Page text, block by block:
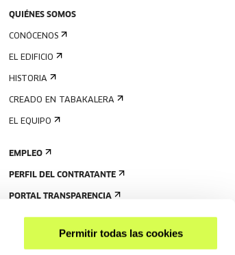
Permitir todas las cookies
QUIÉNES SOMOS
CONÓCENOS
EL EDIFICIO
HISTORIA
CREADO EN TABAKALERA
EL EQUIPO
EMPLEO
PERFIL DEL CONTRATANTE
PORTAL TRANSPARENCIA